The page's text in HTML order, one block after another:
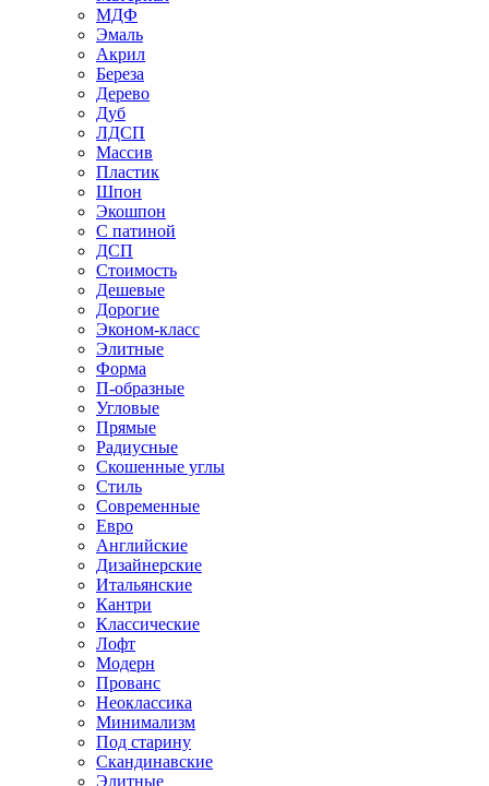
МДФ
Эмаль
Акрил
Береза
Дерево
Дуб
ЛДСП
Массив
Пластик
Шпон
Экошпон
С патиной
ДСП
Стоимость
Дешевые
Дорогие
Эконом-класс
Элитные
Форма
П-образные
Угловые
Прямые
Радиусные
Скошенные углы
Стиль
Современные
Евро
Английские
Дизайнерские
Итальянские
Кантри
Классические
Лофт
Модерн
Прованс
Неоклассика
Минимализм
Под старину
Скандинавские
Элитные